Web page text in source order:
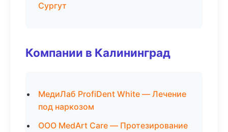
Сургут
Компании в Калининград
МедиЛаб ProfiDent White — Лечение
под наркозом
ООО MedArt Care — Протезирование